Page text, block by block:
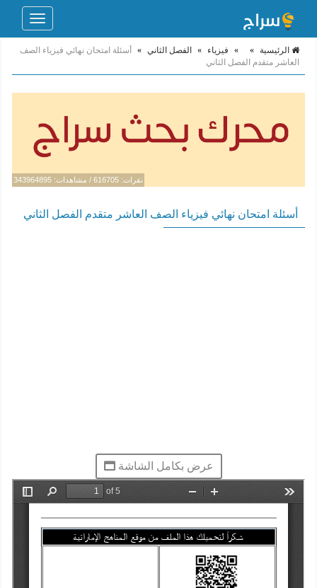
Toggle
الرئيسية »
» فيزياء » الفصل الثاني »
أسئلة امتحان نهائي فيزياء الصف
العاشر متقدم الفصل الثاني
نقرات: 616705 / مشاهدات: 343964895
أسئلة امتحان نهائي فيزياء الصف العاشر متقدم الفصل الثاني
عرض بكامل الشاشة